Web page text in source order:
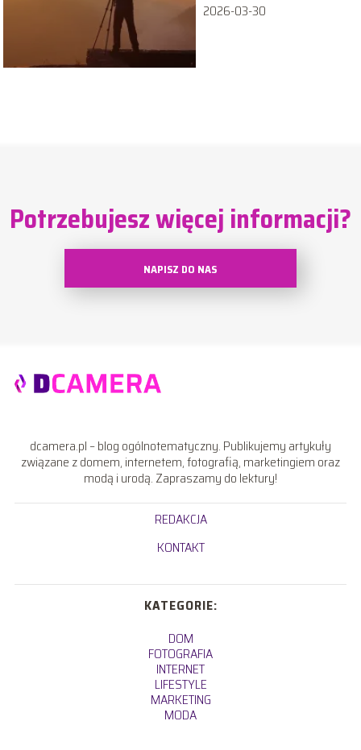
2026-03-30
Potrzebujesz więcej informacji?
NAPISZ DO NAS
dcamera.pl – blog ogólnotematyczny. Publikujemy artykuły
związane z domem, internetem, fotografią, marketingiem oraz
modą i urodą. Zapraszamy do lektury!
REDAKCJA
KONTAKT
KATEGORIE:
DOM
FOTOGRAFIA
INTERNET
LIFESTYLE
MARKETING
MODA